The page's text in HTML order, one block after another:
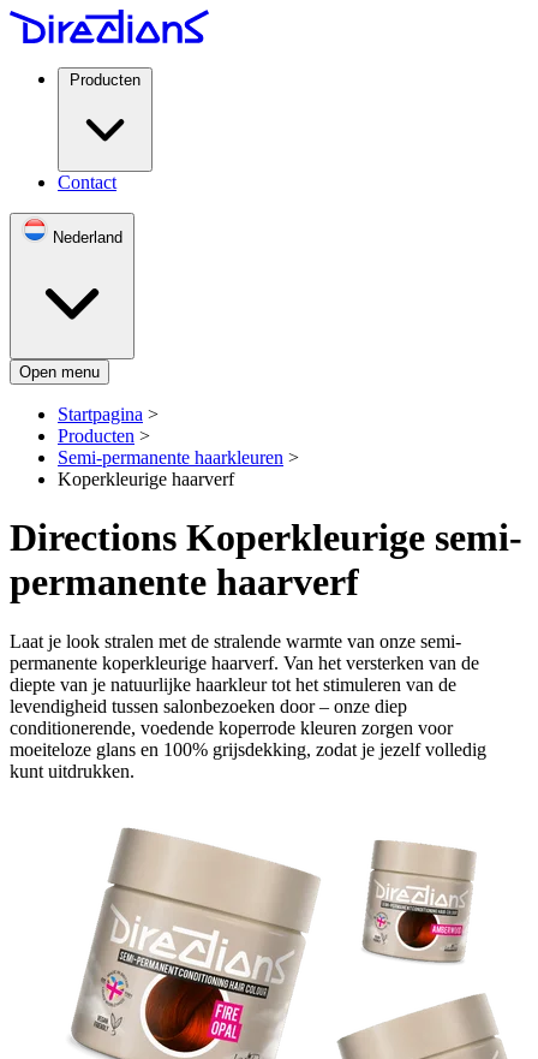
Producten
Contact
Nederland
Open menu
Startpagina >
Producten >
Semi-permanente haarkleuren >
Koperkleurige haarverf
Directions Koperkleurige semi-
permanente haarverf
Laat je look stralen met de stralende warmte van onze semi-
permanente koperkleurige haarverf. Van het versterken van de
diepte van je natuurlijke haarkleur tot het stimuleren van de
levendigheid tussen salonbezoeken door – onze diep
conditionerende, voedende koperrode kleuren zorgen voor
moeiteloze glans en 100% grijsdekking, zodat je jezelf volledig
kunt uitdrukken.